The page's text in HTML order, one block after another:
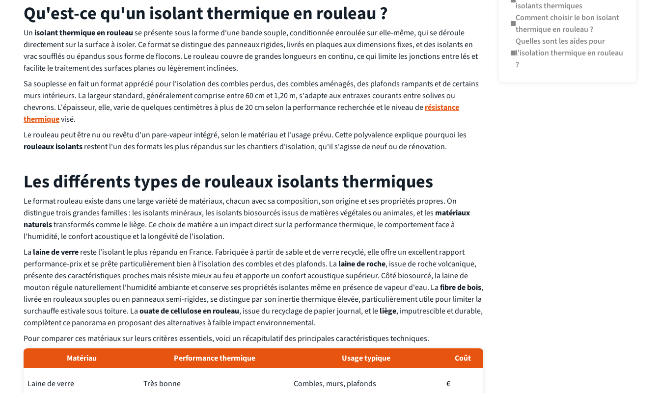
Qu'est-ce qu'un isolant thermique en rouleau ?
Un isolant thermique en rouleause présente sous la forme d'une bande souple, conditionnée enroulée sur elle-même, qui se déroule
directement sur la surface à isoler. Ce format se distingue des panneaux rigides, livrés en plaques aux dimensions fixes, et des isolants en
vrac soufflés ou épandus sous forme de flocons. Le rouleau couvre de grandes longueurs en continu, ce qui limite les jonctions entre lés et
facilite le traitement des surfaces planes ou légèrement inclinées.
Sa souplesse en fait un format apprécié pour l'isolation des combles perdus, des combles aménagés, des plafonds rampants et de certains
murs intérieurs. La largeur standard, généralement comprise entre 60 cm et 1,20 m, s'adapte aux entraxes courants entre solives ou
chevrons. L'épaisseur, elle, varie de quelques centimètres à plus de 20 cm selon la performance recherchée et le niveau derésistance
thermiquevisé.
Le rouleau peut être nu ou revêtu d'un pare-vapeur intégré, selon le matériau et l'usage prévu. Cette polyvalence explique pourquoi les
rouleaux isolantsrestent l'un des formats les plus répandus sur les chantiers d'isolation, qu'il s'agisse de neuf ou de rénovation.
Les différents types de rouleaux isolants thermiques
Le format rouleau existe dans une large variété de matériaux, chacun avec sa composition, son origine et ses propriétés propres. On
distingue trois grandes familles : les isolants minéraux, les isolants biosourcés issus de matières végétales ou animales, et lesmatériaux
naturelstransformés comme le liège. Ce choix de matière a un impact direct sur la performance thermique, le comportement face à
l'humidité, le confort acoustique et la longévité de l'isolation.
La laine de verrereste l'isolant le plus répandu en France. Fabriquée à partir de sable et de verre recyclé, elle offre un excellent rapport
performance-prix et se prête particulièrement bien à l'isolation des combles et des plafonds. La laine de roche, issue de roche volcanique,
présente des caractéristiques proches mais résiste mieux au feu et apporte un confort acoustique supérieur. Côté biosourcé, la laine de
mouton régule naturellement l'humidité ambiante et conserve ses propriétés isolantes même en présence de vapeur d'eau. Lafibre de bois,
livrée en rouleaux souples ou en panneaux semi-rigides, se distingue par son inertie thermique élevée, particulièrement utile pour limiter la
surchauffe estivale sous toiture. Laouate de cellulose en rouleau, issue du recyclage de papier journal, et leliège, imputrescible et durable,
complètent ce panorama en proposant des alternatives à faible impact environnemental.
Pour comparer ces matériaux sur leurs critères essentiels, voici un récapitulatif des principales caractéristiques techniques.
Matériau
Performance thermique Usage typique Coût
Laine de verre Très bonne Combles, murs, plafonds €
isolants thermiques
Comment choisir le bon isolant
thermique en rouleau ?
Quelles sont les aides pour
l'isolation thermique en rouleau
?